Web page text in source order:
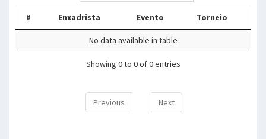
# Enxadrista Evento Torneio
No data available in table
Showing 0 to 0 of 0 entries
Previous Next